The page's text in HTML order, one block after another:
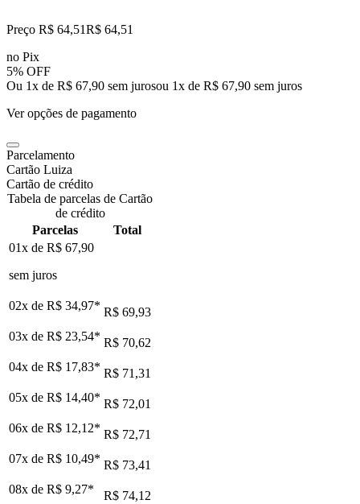
Preço R$ 64,51R$ 64,51
no Pix
5% OFF
Ou 1x de R$ 67,90 sem jurosou 1x de R$ 67,90 sem juros
Ver opções de pagamento
Parcelamento
Cartão Luiza
Cartão de crédito
Tabela de parcelas de Cartão
de crédito
Parcelas
Total
01x de R$ 67,90
sem juros
02x de R$ 34,97* R$ 69,93
03x de R$ 23,54* R$ 70,62
04x de R$ 17,83* R$ 71,31
05x de R$ 14,40* R$ 72,01
06x de R$ 12,12* R$ 72,71
07x de R$ 10,49* R$ 73,41
08x de R$ 9,27*
R$ 74,12